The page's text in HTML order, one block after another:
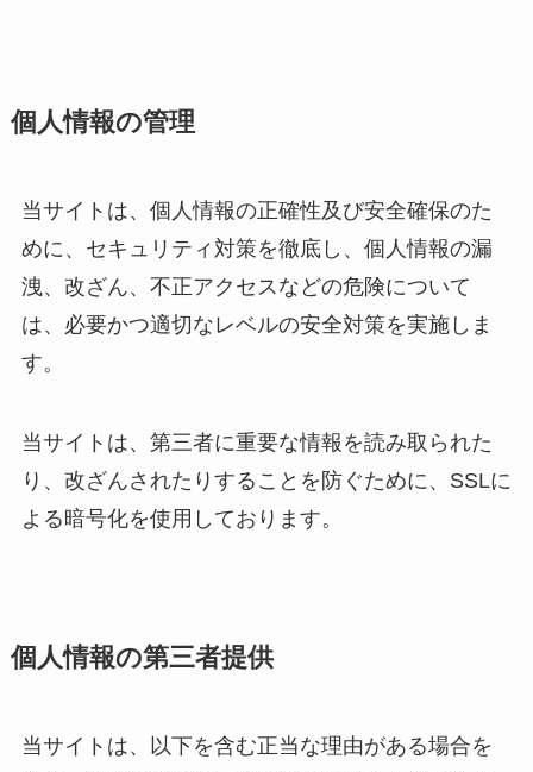
個人情報の管理
当サイトは、個人情報の正確性及び安全確保のた
めに、セキュリティ対策を徹底し、個人情報の漏
洩、改ざん、不正アクセスなどの危険について
は、必要かつ適切なレベルの安全対策を実施しま
す。
当サイトは、第三者に重要な情報を読み取られた
り、改ざんされたりすることを防ぐために、SSLに
よる暗号化を使用しております。
個人情報の第三者提供
当サイトは、以下を含む正当な理由がある場合を